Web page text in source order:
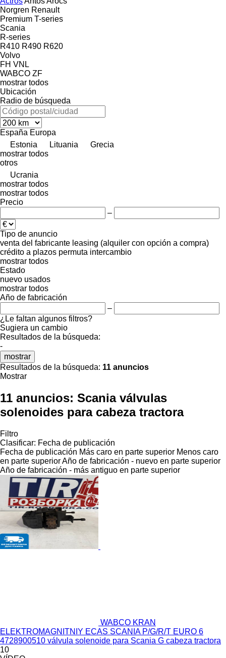
Norgren Renault
Premium T-series
Scania
R-series
R410 R490 R620
Volvo
FH VNL
WABCO ZF
mostrar todos
Ubicación
Radio de búsqueda
España Europa
Estonia
Lituania
Grecia
mostrar todos
otros
Ucrania
mostrar todos
mostrar todos
Precio
–
Tipo de anuncio
venta del fabricante leasing (alquiler con opción a compra)
crédito a plazos permuta intercambio
mostrar todos
Estado
nuevo usados
mostrar todos
Año de fabricación
–
¿Le faltan algunos filtros?
Sugiera un cambio
Resultados de la búsqueda:
-
mostrar
Resultados de la búsqueda: 11 anuncios
Mostrar
11 anuncios: Scania válvulas
solenoides para cabeza tractora
Filtro
Clasificar: Fecha de publicación
Fecha de publicación Más caro en parte superior Menos caro
en parte superiorAño de fabricación - nuevo en parte superior
Año de fabricación - más antiguo en parte superior
WABCO KRAN
ELEKTROMAGNITNIY ECAS SCANIA P/G/R/T EURO 6
4728900510 válvula solenoide para Scania G cabeza tractora
10